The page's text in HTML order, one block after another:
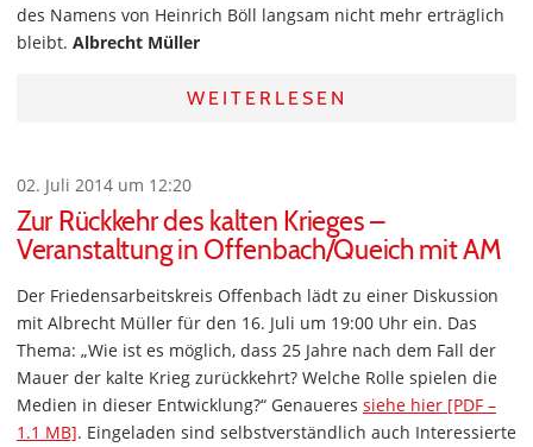
des Namens von Heinrich Böll langsam nicht mehr erträglich
bleibt. Albrecht Müller
WEITERLESEN
02. Juli 2014 um 12:20
Zur Rückkehr des kalten Krieges –
Veranstaltung in Offenbach/Queich mit AM
Der Friedensarbeitskreis Offenbach lädt zu einer Diskussion
mit Albrecht Müller für den 16. Juli um 19:00 Uhr ein. Das
Thema: „Wie ist es möglich, dass 25 Jahre nach dem Fall der
Mauer der kalte Krieg zurückkehrt? Welche Rolle spielen die
Medien in dieser Entwicklung?“ Genaueres siehe hier [PDF –
1.1 MB]. Eingeladen sind selbstverständlich auch Interessierte